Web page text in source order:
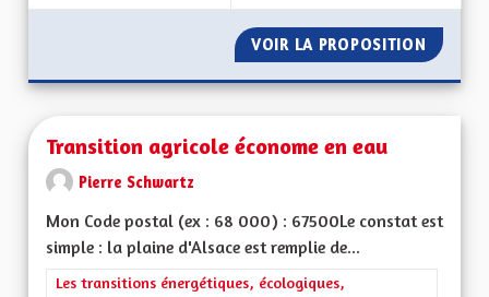
VOIR LA PROPOSITION
Transition agricole économe en eau
Pierre Schwartz
Mon Code postal (ex : 68 000) : 67500Le constat est
simple : la plaine d'Alsace est remplie de...
Filtrer les résultats de la catégorie : Les transitions
Les transitions énergétiques, écologiques,